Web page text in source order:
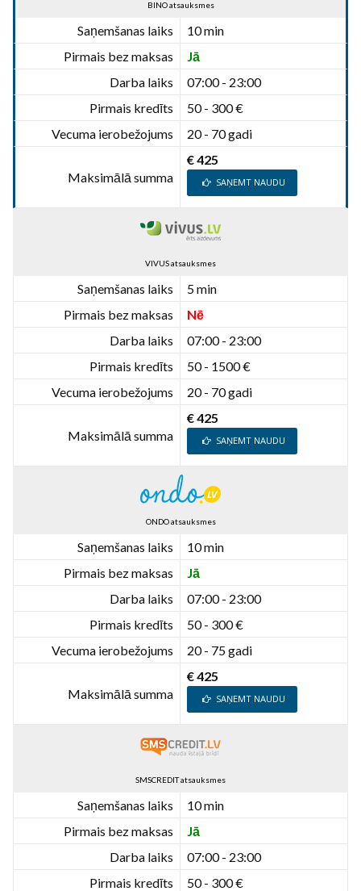
BINO atsauksmes
Saņemšanas laiks
10 min
Pirmais bez maksas
Jā
Darba laiks
07:00 - 23:00
Pirmais kredīts
50 - 300 €
Vecuma ierobežojums
20 - 70 gadi
Maksimālā summa
€ 425
SAŅEMT NAUDU
VIVUS atsauksmes
Saņemšanas laiks
5 min
Pirmais bez maksas
Nē
Darba laiks
07:00 - 23:00
Pirmais kredīts
50 - 1500 €
Vecuma ierobežojums
20 - 70 gadi
Maksimālā summa
€ 425
SAŅEMT NAUDU
ONDO atsauksmes
Saņemšanas laiks
10 min
Pirmais bez maksas
Jā
Darba laiks
07:00 - 23:00
Pirmais kredīts
50 - 300 €
Vecuma ierobežojums
20 - 75 gadi
Maksimālā summa
€ 425
SAŅEMT NAUDU
SMSCREDIT atsauksmes
Saņemšanas laiks
10 min
Pirmais bez maksas
Jā
Darba laiks
07:00 - 23:00
Pirmais kredīts
50 - 300 €